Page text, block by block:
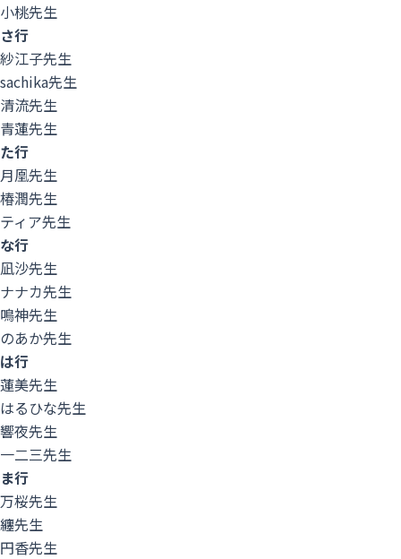
小桃先生
さ行
紗江子先生
sachika先生
清流先生
青蓮先生
た行
月凰先生
椿潤先生
ティア先生
な行
凪沙先生
ナナカ先生
鳴神先生
のあか先生
は行
蓮美先生
はるひな先生
響夜先生
一二三先生
ま行
万桜先生
纏先生
円香先生